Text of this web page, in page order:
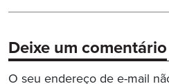
Deixe um comentário
O seu endereço de e-mail